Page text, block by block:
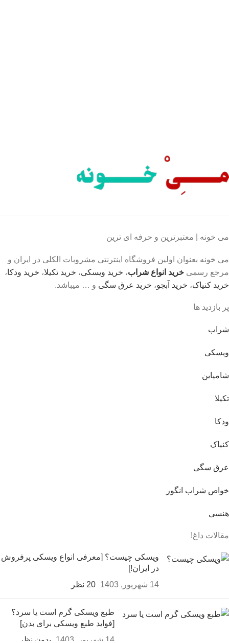
می خونه | معتبرترین و حرفه ای ترین
می خونه بعنوان اولین فروشگاه اینترنتی مشروبات الکلی در ایران و
مرجع رسمی خرید انواع شراب، خرید ویسکی، خرید تکیلا، خرید ودکا،
خرید کنیاک، خرید آبجو، خرید عرق سگی و … میباشد.
پر بازدید ها
شراب
ویسکی
شامپاین
تکیلا
ودکا
کنیاک
عرق سگی
خواص شراب انگور
هنسی
مقالات داغ!
ویسکی چیست؟ [معرفی انواع ویسکی پرفروش
در ایران!]
14 شهریور, 1403
20 نظر
طبع ویسکی گرم است یا سرد؟
[فواید طبع ویسکی برای بدن]
14 شهریور, 1403
بدون نظر